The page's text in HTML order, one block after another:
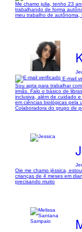
Me chamo julia, tenho 23
trabalhando de forma
meu trabalho de autônoma,
E-mail
Sou apta para trabalhar
irmãs. Falo o básico de
inclusiva, além de cuidado
em ciências biológicas pela
Colaboradora do grupo de
Oie me chamo jéssica,
crianças de 4 meses em
precisando muito